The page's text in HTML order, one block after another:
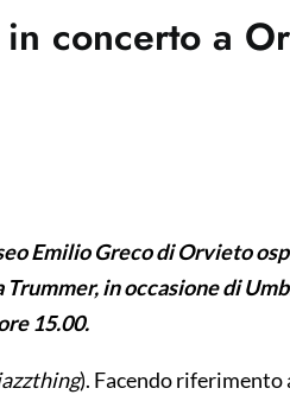
concerto a
Emilio Greco di Orvieto
in occasione di
15.00.
). Facendo riferimento